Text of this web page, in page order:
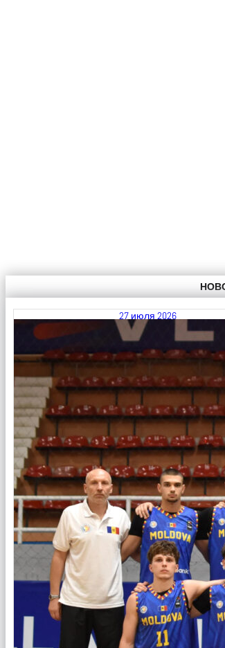
27 июля 2026
Итоги FIBA U18
КалендарьТаблица
Читать далее